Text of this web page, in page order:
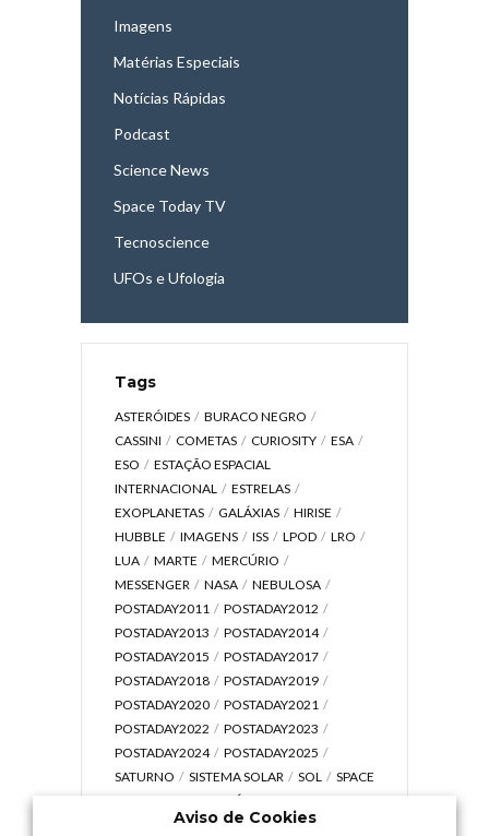
Imagens
Matérias Especiais
Notícias Rápidas
Podcast
Science News
Space Today TV
Tecnoscience
UFOs e Ufologia
Tags
ASTERÓIDES
BURACO NEGRO
CASSINI
COMETAS CURIOSITY
ESA
ESO
ESTAÇÃO ESPACIAL
INTERNACIONAL
ESTRELAS
EXOPLANETAS
GALÁXIAS
HIRISE
HUBBLE
IMAGENS ISS LPOD
LRO
LUA
MARTE
MERCÚRIO
MESSENGER
NASA
NEBULOSA
POSTADAY2011
POSTADAY2012
POSTADAY2013
POSTADAY2014
POSTADAY2015
POSTADAY2017
POSTADAY2018
POSTADAY2019
POSTADAY2020
POSTADAY2021
POSTADAY2022
POSTADAY2023
POSTADAY2024
POSTADAY2025
SATURNO
SISTEMA SOLAR SOL
SPACE
TELESCÓPIOS
UNIVERSO
VÍDEO
Aviso de Cookies